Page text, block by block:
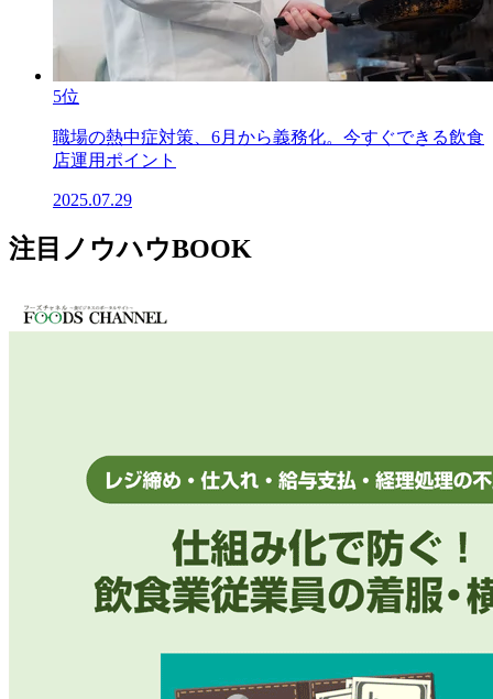
5位
職場の熱中症対策、6月から義務化。今すぐできる飲食
店運用ポイント
2025.07.29
注目ノウハウBOOK